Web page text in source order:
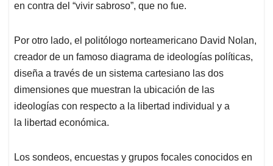
en contra del “vivir sabroso”, que no fue.
Por otro lado, el politólogo norteamericano David Nolan,
creador de un famoso diagrama de ideologías políticas,
diseña a través de un sistema cartesiano las dos
dimensiones que muestran la ubicación de las
ideologías con respecto a la libertad individual y a
la libertad económica.
Los sondeos, encuestas y grupos focales conocidos en